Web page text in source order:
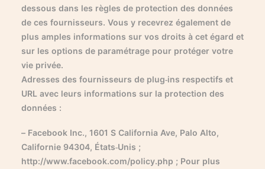
dessous dans les règles de protection des données
de ces fournisseurs. Vous y recevrez également de
plus amples informations sur vos droits à cet égard et
sur les options de paramétrage pour protéger votre
vie privée.
Adresses des fournisseurs de plug-ins respectifs et
URL avec leurs informations sur la protection des
données :
– Facebook Inc., 1601 S California Ave, Palo Alto,
Californie 94304, États-Unis ;
http://www.facebook.com/policy.php ; Pour plus